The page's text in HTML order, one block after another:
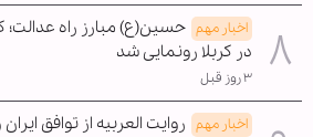
اخبار مهم حسین(ع) مبارز راه
در کربلا رونمایی شد
۳ روز قبل
اخبار مهم روایت العربیه از توافق